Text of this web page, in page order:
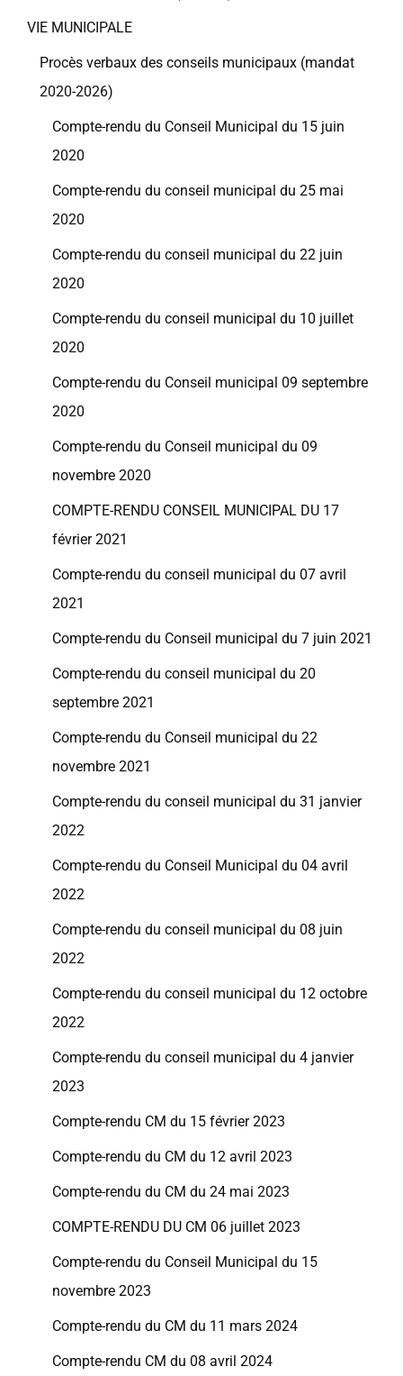
VIE MUNICIPALE
Procès verbaux des conseils municipaux (mandat
2020-2026)
Compte-rendu du Conseil Municipal du 15 juin
2020
Compte-rendu du conseil municipal du 25 mai
2020
Compte-rendu du conseil municipal du 22 juin
2020
Compte-rendu du conseil municipal du 10 juillet
2020
Compte-rendu du Conseil municipal 09 septembre
2020
Compte-rendu du Conseil municipal du 09
novembre 2020
COMPTE-RENDU CONSEIL MUNICIPAL DU 17
février 2021
Compte-rendu du conseil municipal du 07 avril
2021
Compte-rendu du Conseil municipal du 7 juin 2021
Compte-rendu du conseil municipal du 20
septembre 2021
Compte-rendu du Conseil municipal du 22
novembre 2021
Compte-rendu du conseil municipal du 31 janvier
2022
Compte-rendu du Conseil Municipal du 04 avril
2022
Compte-rendu du conseil municipal du 08 juin
2022
Compte-rendu du conseil municipal du 12 octobre
2022
Compte-rendu du conseil municipal du 4 janvier
2023
Compte-rendu CM du 15 février 2023
Compte-rendu du CM du 12 avril 2023
Compte-rendu du CM du 24 mai 2023
COMPTE-RENDU DU CM 06 juillet 2023
Compte-rendu du Conseil Municipal du 15
novembre 2023
Compte-rendu du CM du 11 mars 2024
Compte-rendu CM du 08 avril 2024